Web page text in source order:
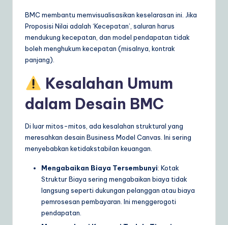
BMC membantu memvisualisasikan keselarasan ini. Jika
Proposisi Nilai adalah ‘Kecepatan’, saluran harus
mendukung kecepatan, dan model pendapatan tidak
boleh menghukum kecepatan (misalnya, kontrak
panjang).
Kesalahan Umum
dalam Desain BMC
Di luar mitos-mitos, ada kesalahan struktural yang
meresahkan desain Business Model Canvas. Ini sering
menyebabkan ketidakstabilan keuangan.
Mengabaikan Biaya Tersembunyi: Kotak
Struktur Biaya sering mengabaikan biaya tidak
langsung seperti dukungan pelanggan atau biaya
pemrosesan pembayaran. Ini menggerogoti
pendapatan.